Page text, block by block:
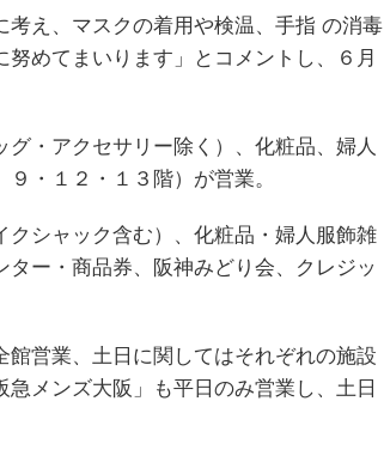
考え、マスクの着用や検温、手指 の消毒
めてまいります」とコメントし、６月
・アクセサリー除く）、化粧品、婦人
・１２・１３階）が営業。
シャック含む）、化粧品・婦人服飾雑
ー・商品券、阪神みどり会、クレジッ
館営業、土日に関してはそれぞれの施設
メンズ大阪」も平日のみ営業し、土日